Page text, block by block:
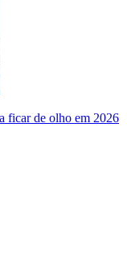
ficar de olho em 2026